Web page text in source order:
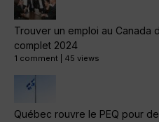
Trouver un emploi au Canada
complet 2024
1 comment 45 views
Québec rouvre le PEQ pour